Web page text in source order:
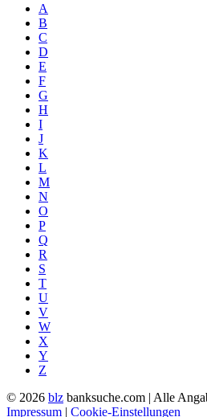
A
B
C
D
E
F
G
H
I
J
K
L
M
N
O
P
Q
R
S
T
U
V
W
X
Y
Z
© 2026 blz banksuche.com | Alle
Impressum | Cookie-Einstellungen